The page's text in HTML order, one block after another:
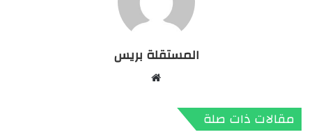
المستقلة بريس
مقالات ذات صلة